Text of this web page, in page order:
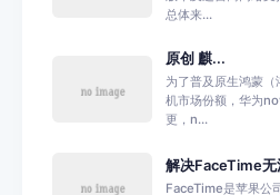
总体来...
原创 麒...
为了普及原生鸿蒙
机市场份额，华为
更，n...
解决FaceTime无
FaceTime是苹果公